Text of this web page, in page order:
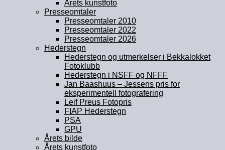
Årets kunstfoto
Presseomtaler
Presseomtaler 2010
Presseomtaler 2022
Presseomtaler 2026
Hederstegn
Hederstegn og utmerkelser i Bekkalokket
Fotoklubb
Hederstegn i NSFF og NFFF
Jan Baashuus – Jessens pris for
eksperimentell fotografering
Leif Preus Fotopris
FIAP Hederstegn
PSA
GPU
Årets bilde
Årets kunstfoto